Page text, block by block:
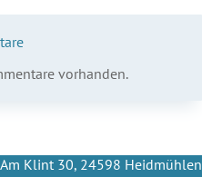
vorhanden.
Klint 30, 24598 Heidmühlen